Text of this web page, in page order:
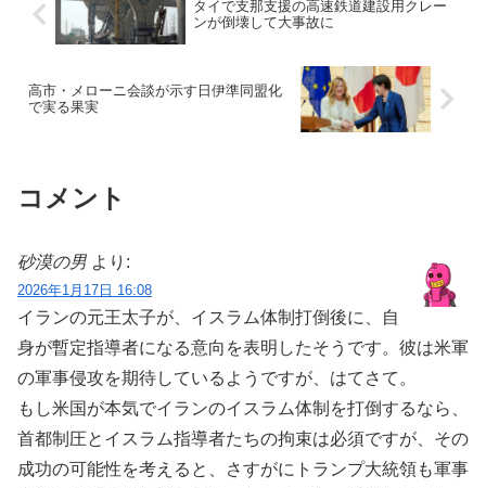
タイで支那支援の高速鉄道建設用クレー
ンが倒壊して大事故に
高市・メローニ会談が示す日伊準同盟化
で実る果実
コメント
砂漠の男 より:
2026年1月17日 16:08
イランの元王太子が、イスラム体制打倒後に、自
身が暫定指導者になる意向を表明したそうです。彼は米軍
の軍事侵攻を期待しているようですが、はてさて。
もし米国が本気でイランのイスラム体制を打倒するなら、
首都制圧とイスラム指導者たちの拘束は必須ですが、その
成功の可能性を考えると、さすがにトランプ大統領も軍事